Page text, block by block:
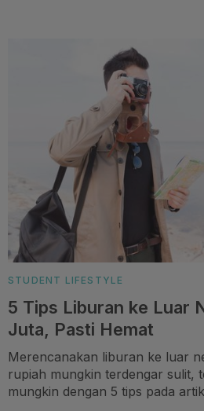
STUDENT LIFESTYLE
5 Tips Liburan ke Luar
Juta, Pasti Hemat
Merencanakan liburan ke luar
rupiah mungkin terdengar sulit,
mungkin dengan 5 tips pada